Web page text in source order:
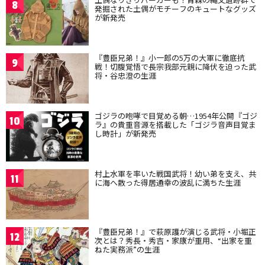
8 発掘された土偶がモチーフのキュートなグッズ
が新発売
9 『豊臣兄弟！』小一郎の5万の大軍に徹底抗
戦！切腹覚悟で長宗我部元親に降伏を迫った武
将・谷忠澄の生涯
10 ゴジラの咆哮で目覚める朝…1954年公開『ゴジ
ラ』の貴重音源を搭載した「ゴジラ音声目覚ま
し時計」が新発売
11 村上水軍を率いた戦国武将！幼い弟を支え、共
に海へ散った得居通幸の波乱に満ちた生涯
12 『豊臣兄弟！』で萩原護が演じる武将・小堀正
次とは？秀長・秀吉・家康が重用、“出家を重
ねた実務派”の生涯